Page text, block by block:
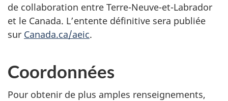
de collaboration entre Terre-Neuve-et-Labrador
et le Canada. L’entente définitive sera publiée
sur Canada.ca/aeic.
Coordonnées
Pour obtenir de plus amples renseignements,